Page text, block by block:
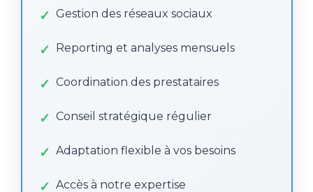
Gestion des réseaux sociaux
Reporting et analyses mensuels
Coordination des prestataires
Conseil stratégique régulier
Adaptation flexible à vos besoins
Accès à notre expertise